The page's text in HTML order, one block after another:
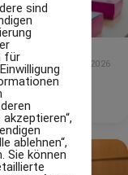
20 Juli 2026
sind
für
ablehnen“,
Sie können